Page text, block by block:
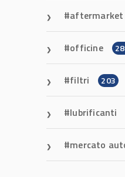
aftermarket
officine
filtri 203
lubrificanti
mercato